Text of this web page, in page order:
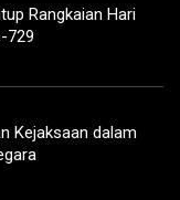
Rangkaian Hari
729
Kejaksaan dalam